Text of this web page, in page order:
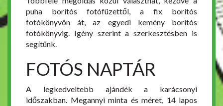
puha borítós fotófüzettől, a fix borítós
fotókönyvön át, az egyedi kemény borítós
fotókönyvig. Igény szerint a szerkesztésben is
segítünk.
FOTÓS NAPTÁR
A legkedveltebb ajándék a karácsonyi
időszakban. Megannyi minta és méret, 14 lapos